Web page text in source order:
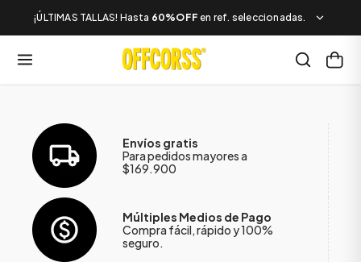
¡ÚLTIMAS TALLAS! Hasta 60%OFF en ref. seleccionadas.
Envíos gratis
Para pedidos mayores a
$169.900
Múltiples Medios de Pago
Compra fácil, rápido y 100%
seguro.